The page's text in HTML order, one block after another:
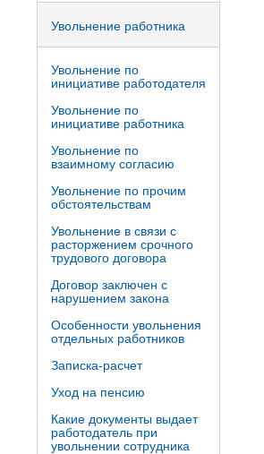
Увольнение работника
Увольнение по
инициативе работодателя
Увольнение по
инициативе работника
Увольнение по
взаимному согласию
Увольнение по прочим
обстоятельствам
Увольнение в связи с
расторжением срочного
трудового договора
Договор заключен с
нарушением закона
Особенности увольнения
отдельных работников
Записка-расчет
Уход на пенсию
Какие документы выдает
работодатель при
увольнении сотрудника